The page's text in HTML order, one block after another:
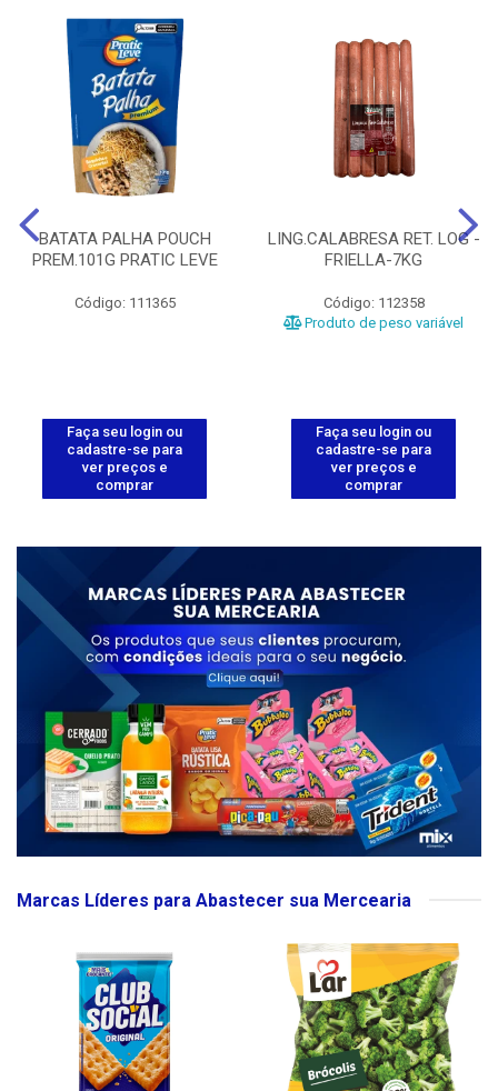
BATATA PALHA POUCH
PREM.101G PRATIC LEVE
Código: 111365
Faça seu login ou
cadastre-se para
ver preços e
comprar
LING.CALABRESA RET. LOG -
FRIELLA-7KG
Código: 112358
Produto de peso variável
Faça seu login ou
cadastre-se para
ver preços e
comprar
Marcas Líderes para Abastecer sua Mercearia